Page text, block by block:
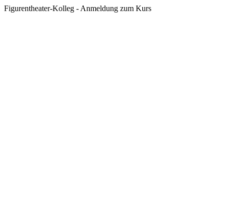
Figurentheater-Kolleg - Anmeldung zum Kurs